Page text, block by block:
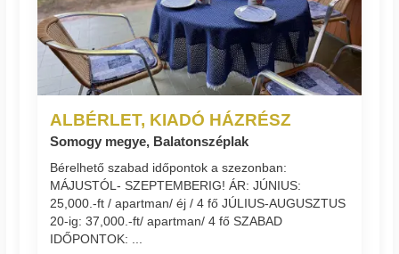
ALBÉRLET, KIADÓ HÁZRÉSZ
Somogy megye, Balatonszéplak
Bérelhető szabad időpontok a szezonban:
MÁJUSTÓL- SZEPTEMBERIG! ÁR: JÚNIUS:
25,000.-ft / apartman/ éj / 4 fő JÚLIUS-AUGUSZTUS
20-ig: 37,000.-ft/ apartman/ 4 fő SZABAD
IDŐPONTOK: ...